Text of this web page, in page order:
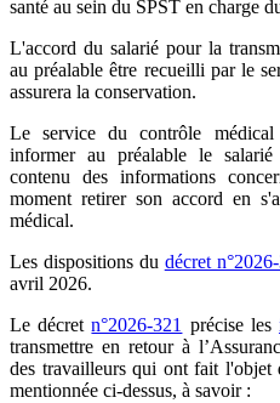
santé au sein du SPST en charge
L'accord du salarié pour la
au préalable être recueilli par le
assurera la conservation.
Le service du contrôle médical
informer au préalable le
contenu des informations
moment retirer son accord en
médical.
Les dispositions du décret
avril 2026.
Le décretn°2026-321 précise les
transmettre en retour à
des travailleurs qui ont fait l'objet
mentionnée ci-dessus, à savoir :